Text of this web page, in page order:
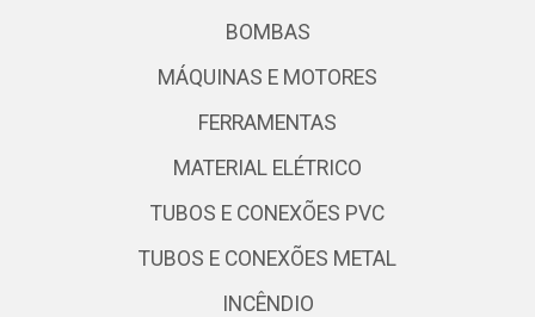
BOMBAS
MÁQUINAS E MOTORES
FERRAMENTAS
MATERIAL ELÉTRICO
TUBOS E CONEXÕES PVC
TUBOS E CONEXÕES METAL
INCÊNDIO